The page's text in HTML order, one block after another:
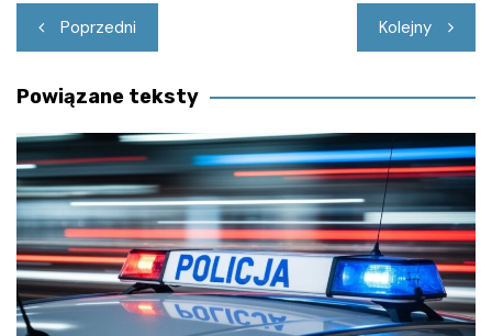
Nawigacja
wpisu
Poprzedni Kolejny
Powiązane teksty